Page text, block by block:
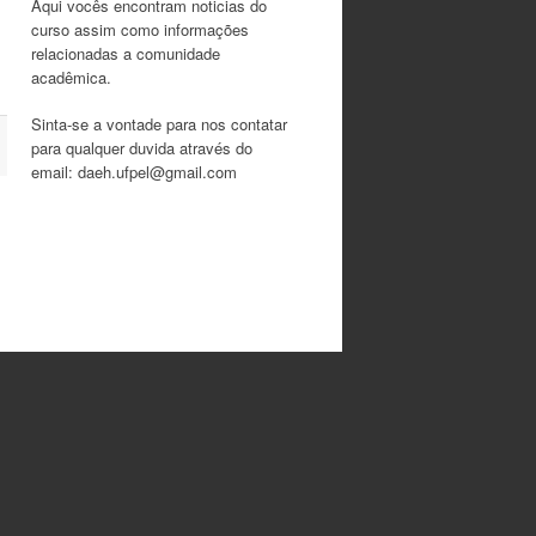
Aqui vocês encontram noticias do
curso assim como informações
relacionadas a comunidade
acadêmica.
Sinta-se a vontade para nos contatar
para qualquer duvida através do
email: daeh.ufpel@gmail.com